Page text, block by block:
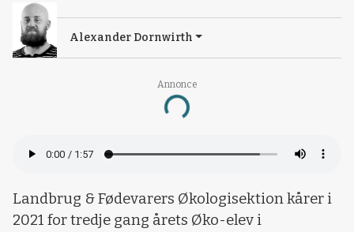
Annonce
Loading...
Alexander Dornwirth
Landbrug & Fødevarers Økologisektion kårer i
2021 for tredje gang årets Øko-elev i